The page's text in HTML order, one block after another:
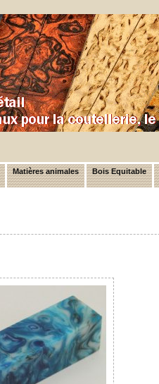
Matières animales Bois Equitable